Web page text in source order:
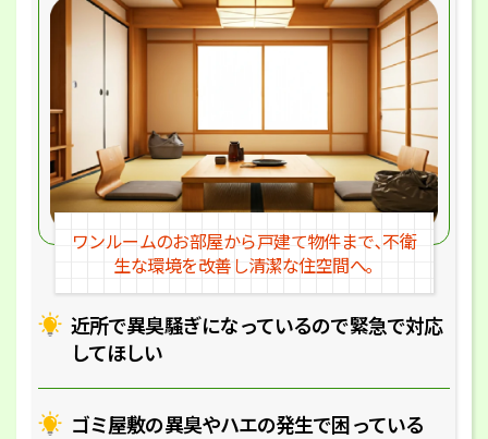
近所で異臭騒ぎになっているので緊急で対応
してほしい
ゴミ屋敷の異臭やハエの発生で困っている
ワンルームのお部屋から戸建て物件まで､不衛
生な環境を改善し清潔な住空間へ｡